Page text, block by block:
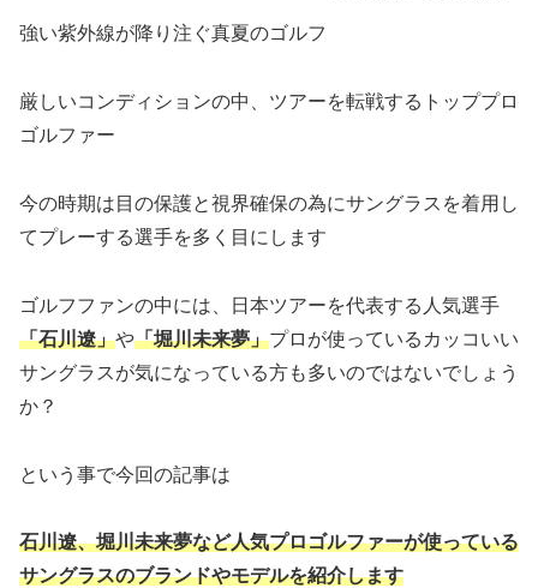
強い紫外線が降り注ぐ真夏のゴルフ
厳しいコンディションの中、ツアーを転戦するトッププロ
ゴルファー
今の時期は目の保護と視界確保の為にサングラスを着用し
てプレーする選手を多く目にします
ゴルフファンの中には、日本ツアーを代表する人気選手
「石川遼」や「堀川未来夢」プロが使っているカッコいい
サングラスが気になっている方も多いのではないでしょう
か？
という事で今回の記事は
石川遼、堀川未来夢など人気プロゴルファーが使っている
サングラスのブランドやモデルを紹介します